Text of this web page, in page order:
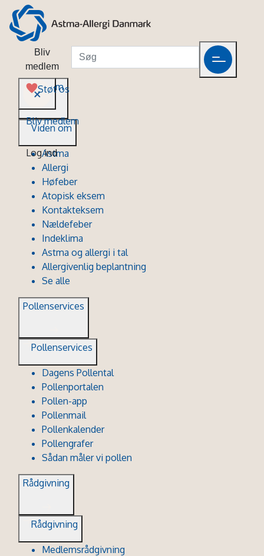
Bliv
medlem
Støt os
Bliv medlem
Log ind
Viden om
Viden om
Astma
Allergi
Høfeber
Atopisk eksem
Kontakteksem
Nældefeber
Indeklima
Astma og allergi i tal
Allergivenlig beplantning
Se alle
Pollenservices
Pollenservices
Dagens Pollental
Pollenportalen
Pollen-app
Pollenmail
Pollenkalender
Pollengrafer
Sådan måler vi pollen
Rådgivning
Rådgivning
Medlemsrådgivning